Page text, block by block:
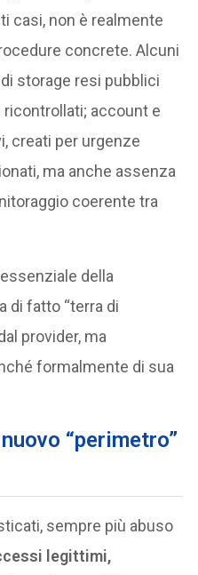
casi, non è realmente
concrete. Alcuni
storage resi pubblici
ricontrollati; account e
creati per urgenze
ma anche assenza
coerente tra
della
di fatto “terra di
provider, ma
formalmente di sua
“perimetro”
sempre più abuso
legittimi,